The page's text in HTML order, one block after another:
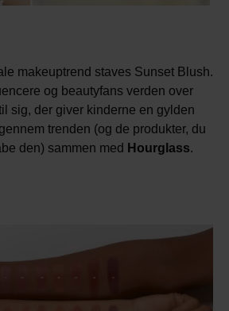
makeuptrend staves Sunset Blush.
og beautyfans verden over
sig, der giver kinderne en gylden
trenden (og de produkter, du
den) sammen med Hourglass.